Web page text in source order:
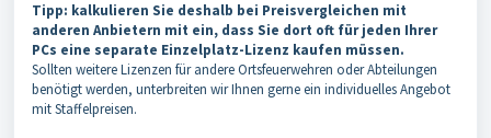
Tipp: kalkulieren Sie deshalb bei Preisvergleichen mit
anderen Anbietern mit ein, dass Sie dort oft für jeden Ihrer
PCs eine separate Einzelplatz-Lizenz kaufen müssen.
Sollten weitere Lizenzen für andere Ortsfeuerwehren oder Abteilungen
benötigt werden, unterbreiten wir Ihnen gerne ein individuelles Angebot
mit Staffelpreisen.